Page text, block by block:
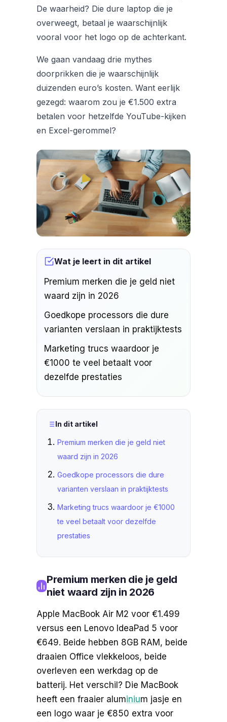
De waarheid? Die dure laptop die je
overweegt, betaal je waarschijnlijk
vooral voor het logo op de achterkant.
We gaan vandaag drie mythes
doorprikken die je waarschijnlijk
duizenden euro’s kosten. Want eerlijk
gezegd: waarom zou je €1.500 extra
betalen voor hetzelfde YouTube-kijken
en Excel-gerommel?
Wat je leert in dit artikel
Premium merken die je geld niet
waard zijn in 2026
Goedkope processors die dure
varianten verslaan in praktijktests
Marketing trucs waardoor je
€1000 te veel betaalt voor
dezelfde prestaties
In dit artikel
Premium merken die je geld niet
waard zijn in 2026
Goedkope processors die dure
varianten verslaan in praktijktests
Marketing trucs waardoor je €1000
te veel betaalt voor dezelfde
prestaties
Premium merken die je geld
niet waard zijn in 2026
Apple MacBook Air M2 voor €1.499
versus een Lenovo IdeaPad 5 voor
€649. Beide hebben 8GB RAM, beide
draaien Office vlekkeloos, beide
overleven een werkdag op de
batterij. Het verschil? Die MacBook
heeft een fraaier aluminium jasje en
een logo waar je €850 extra voor